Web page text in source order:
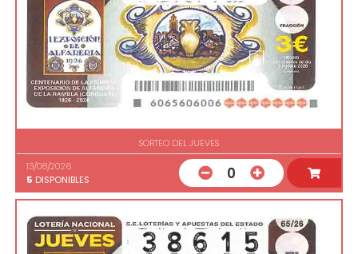
SORTEO DEL JUEVES
13/08/2026
5 DISPONIBLES 0